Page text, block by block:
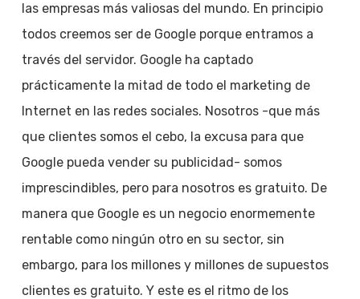
las empresas más valiosas del mundo. En principio
todos creemos ser de Google porque entramos a
través del servidor. Google ha captado
prácticamente la mitad de todo el marketing de
Internet en las redes sociales. Nosotros -que más
que clientes somos el cebo, la excusa para que
Google pueda vender su publicidad- somos
imprescindibles, pero para nosotros es gratuito. De
manera que Google es un negocio enormemente
rentable como ningún otro en su sector, sin
embargo, para los millones y millones de supuestos
clientes es gratuito. Y este es el ritmo de los